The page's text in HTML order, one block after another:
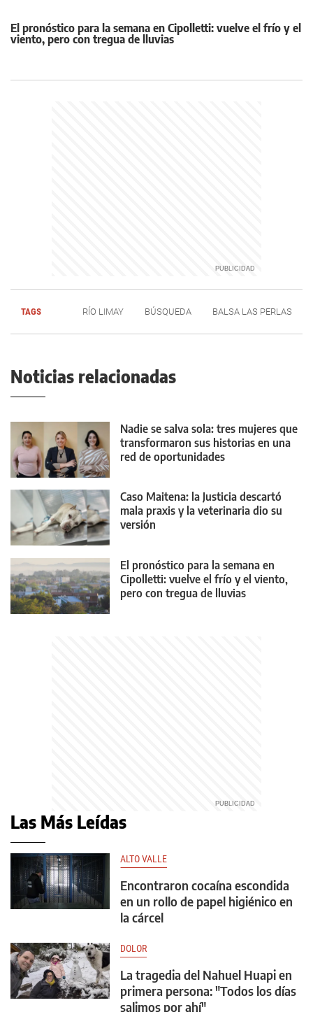
El pronóstico para la semana en Cipolletti: vuelve el frío y el
viento, pero con tregua de lluvias
TAGS RÍO LIMAY BÚSQUEDA BALSA LAS PERLAS
Noticias relacionadas
Nadie se salva sola: tres mujeres que
transformaron sus historias en una
red de oportunidades
Caso Maitena: la Justicia descartó
mala praxis y la veterinaria dio su
versión
El pronóstico para la semana en
Cipolletti: vuelve el frío y el viento,
pero con tregua de lluvias
Las Más Leídas
ALTO VALLE
Encontraron cocaína escondida
en un rollo de papel higiénico en
la cárcel
DOLOR
La tragedia del Nahuel Huapi en
primera persona: "Todos los días
salimos por ahí"